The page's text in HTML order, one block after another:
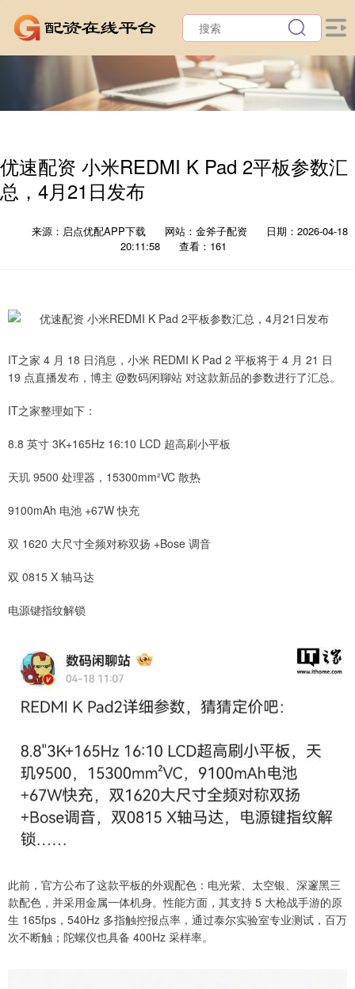
优速配资 小米REDMI K Pad 2平板参数汇
总，4月21日发布
来源：启点优配APP下载 网站：金斧子配资
日期：2026-04-18
20:11:58
查看：161
IT之家 4 月 18 日消息，小米 REDMI K Pad 2 平板将于 4 月 21 日
19 点直播发布，博主 @数码闲聊站 对这款新品的参数进行了汇总。
IT之家整理如下：
8.8 英寸 3K+165Hz 16:10 LCD 超高刷小平板
天玑 9500 处理器，15300mm²VC 散热
9100mAh 电池 +67W 快充
双 1620 大尺寸全频对称双扬 +Bose 调音
双 0815 X 轴马达
电源键指纹解锁
此前，官方公布了这款平板的外观配色：电光紫、太空银、深邃黑三
款配色，并采用金属一体机身。性能方面，其支持 5 大枪战手游的原
生 165fps，540Hz 多指触控报点率，通过泰尔实验室专业测试，百万
次不断触；陀螺仪也具备 400Hz 采样率。